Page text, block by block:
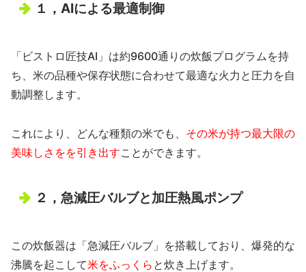
１，AIによる最適制御
「ビストロ匠技AI」は約9600通りの炊飯プログラムを持
ち、米の品種や保存状態に合わせて最適な火力と圧力を自
動調整します。
これにより、どんな種類の米でも、 その米が持つ最大限の
美味しさをを引き出すことができます。
２，急減圧バルブと加圧熱風ポンプ
この炊飯器は「急減圧バルブ」を搭載しており、爆発的な
沸騰を起こして米をふっくら と炊き上げます。